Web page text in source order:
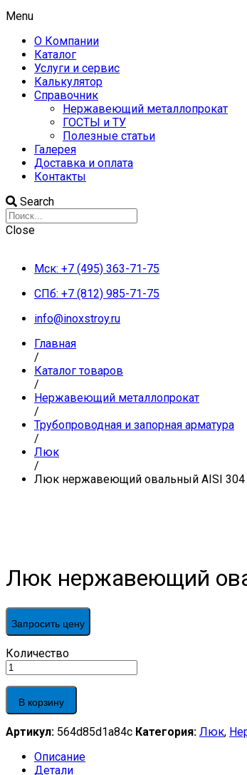
Menu
О Компании
Каталог
Услуги и сервис
Калькулятор
Справочник
Нержавеющий металлопрокат
ГОСТЫ и ТУ
Полезные статьи
Галерея
Доставка и оплата
Контакты
Search
Close
Мск: +7 (495) 363-71-75
СПб: +7 (812) 985-71-75
info@inoxstroy.ru
Главная
/
Каталог товаров
/
Нержавеющий металлопрокат
/
Трубопроводная и запорная арматура
/
Люк
/
Люк нержавеющий овальный AISI 304
Люк нержавеющий
Запросить цену
Люк
нержавеющий
овальный
AISI
304
520х420
Количество
В корзину
Артикул: 564d85d1a84c Категория: Люк,
Описание
Детали